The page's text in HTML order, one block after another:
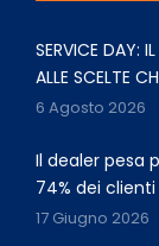
SERVICE DAY:
ALLE SCELTE
6 Agosto 2026
Il dealer pesa
74% dei
17 Giugno 2026